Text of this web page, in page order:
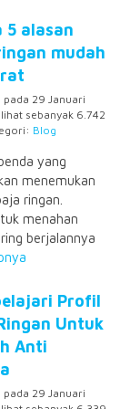
5 alasan
mudah
pada 29 Januari
sebanyak 6.742
Blog
yang
menemukan
ringan.
menahan
berjalannya
Profil
Untuk
Anti
pada 29 Januari